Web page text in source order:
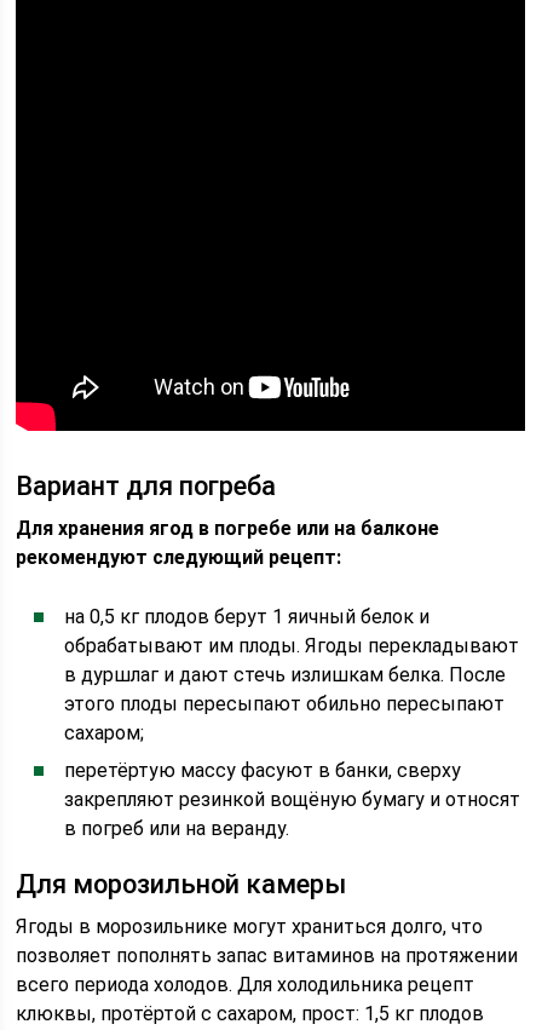
Вариант для погреба
Для хранения ягод в погребе или на балконе
рекомендуют следующий рецепт:
на 0,5 кг плодов берут 1 яичный белок и
обрабатывают им плоды. Ягоды перекладывают
в дуршлаг и дают стечь излишкам белка. После
этого плоды пересыпают обильно пересыпают
сахаром;
перетёртую массу фасуют в банки, сверху
закрепляют резинкой вощёную бумагу и относят
в погреб или на веранду.
Для морозильной камеры
Ягоды в морозильнике могут храниться долго, что
позволяет пополнять запас витаминов на протяжении
всего периода холодов. Для холодильника рецепт
клюквы, протёртой с сахаром, прост: 1,5 кг плодов